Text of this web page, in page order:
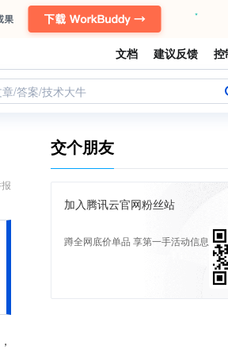
文档 建议反馈 控
/答案/技术大牛
交个朋友
加入腾讯云官网粉丝站
蹲全网底价单品 享第一手活动信息